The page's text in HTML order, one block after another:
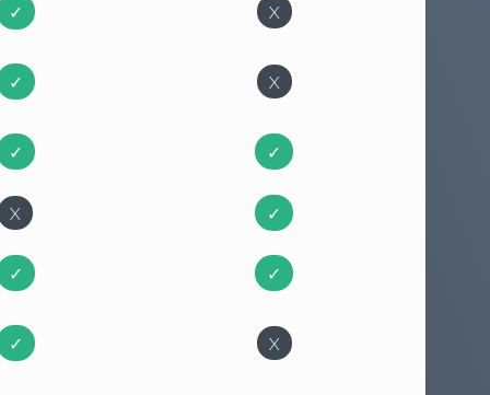
✓ X
✓ X
✓ ✓
X ✓
✓ ✓
✓ X